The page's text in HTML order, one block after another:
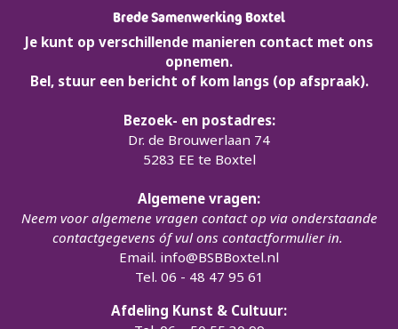
Brede Samenwerking Boxtel
Je kunt op verschillende manieren contact met ons
opnemen.
Bel, stuur een bericht of kom langs (op afspraak).
Bezoek- en postadres:
Dr. de Brouwerlaan 74
5283 EE te Boxtel
Algemene vragen:
Neem voor algemene vragen contact op via onderstaande
contactgegevens óf vul ons contactformulier in.
Email. info@BSBBoxtel.nl
Tel. 06 - 48 47 95 61
Afdeling Kunst & Cultuur: